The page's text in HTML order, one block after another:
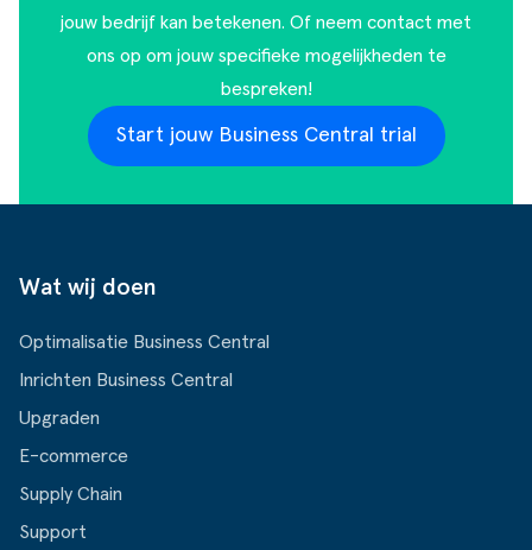
jouw bedrijf kan betekenen. Of neem contact met
ons op om jouw specifieke mogelijkheden te
bespreken!
Start jouw Business Central trial
Wat wij doen
Optimalisatie Business Central
Inrichten Business Central
Upgraden
E-commerce
Supply Chain
Support